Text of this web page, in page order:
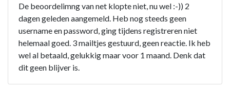
De beoordelimng van net klopte niet, nu wel :-)) 2
dagen geleden aangemeld. Heb nog steeds geen
username en password, ging tijdens registreren niet
helemaal goed. 3 mailtjes gestuurd, geen reactie. Ik heb
wel al betaald, gelukkig maar voor 1 maand. Denk dat
dit geen blijver is.